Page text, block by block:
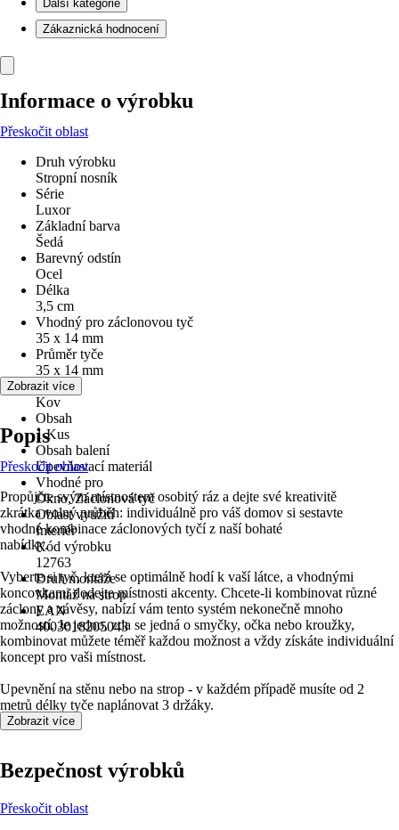
Další kategorie
Zákaznická hodnocení
Informace o výrobku
Přeskočit oblast
Druh výrobku
Stropní nosník
Série
Luxor
Základní barva
Šedá
Barevný odstín
Ocel
Délka
3,5 cm
Vhodný pro záclonovou tyč
35 x 14 mm
Průměr tyče
35 x 14 mm
Materiál
Kov
Obsah
1 Kus
Obsah balení
Upevňovací materiál
Vhodné pro
Okno, Záclonová tyč
Oblast využití
Interiér
Kód výrobku
12763
Druh montáže
Montáž na strop
EAN
4003018205043
Zobrazit více
Popis
Přeskočit oblast
Propůjčte svým místnostem osobitý ráz a dejte své kreativitě
zkrátka volný průběh: individuálně pro váš domov si sestavte
vhodné kombinace záclonových tyčí z naší bohaté
nabídky.
Vyberte si tyč, která se optimálně hodí k vaší látce, a vhodnými
koncovkami dodejte místnosti akcenty. Chcete-li kombinovat různé
záclony a závěsy, nabízí vám tento systém nekonečně mnoho
možností. Je jedno, zda se jedná o smyčky, očka nebo kroužky,
kombinovat můžete téměř každou možnost a vždy získáte individuální
koncept pro vaši místnost.
Upevnění na stěnu nebo na strop - v každém případě musíte od 2
metrů délky tyče naplánovat 3 držáky.
Zobrazit více
Bezpečnost výrobků
Přeskočit oblast